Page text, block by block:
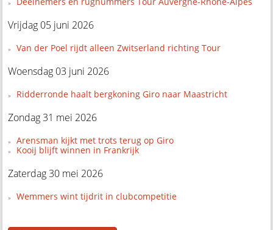
Vrijdag 05 juni 2026
Van der Poel rijdt alleen Zwitserland richting Tour
Woensdag 03 juni 2026
Ridderronde haalt bergkoning Giro naar Maastricht
Zondag 31 mei 2026
Arensman kijkt met trots terug op Giro
Kooij blijft winnen in Frankrijk
Zaterdag 30 mei 2026
Wemmers wint tijdrit in clubcompetitie